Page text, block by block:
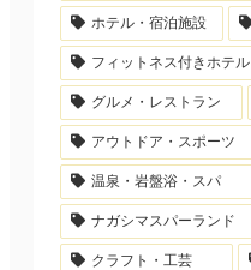
ホテル・宿泊施設
フィットネス付きホテル
グルメ・レストラン
アウトドア・スポーツ
温泉・岩盤浴・スパ
ナガシマスパーランド
クラフト・工芸